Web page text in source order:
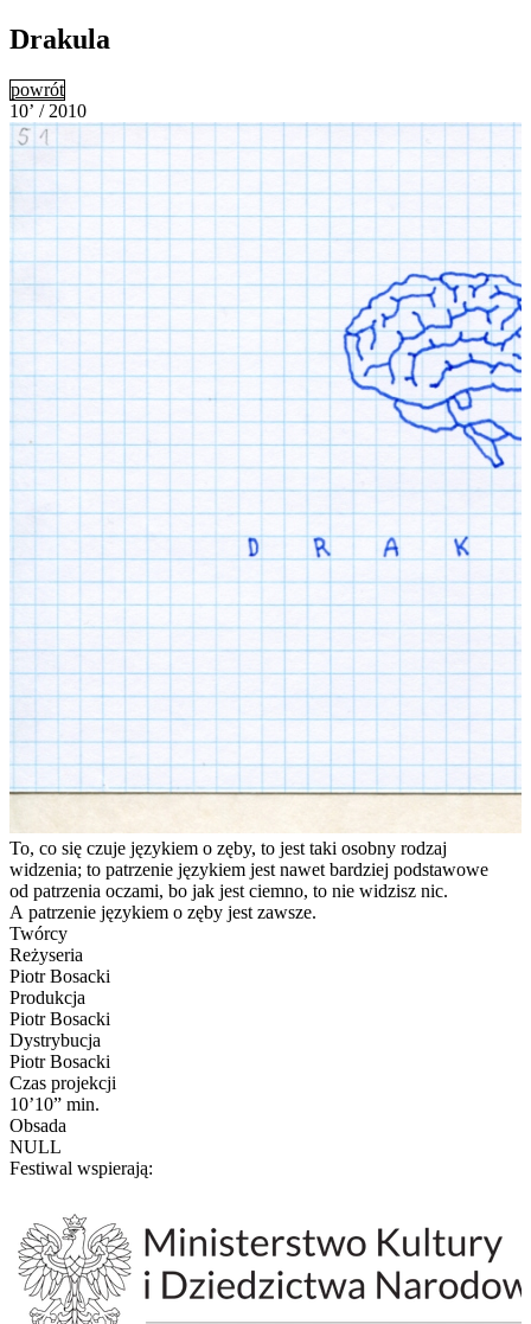
Drakula
powrót
10’ / 2010
To, co się czuje językiem o zęby, to jest taki osobny rodzaj
widzenia; to patrzenie językiem jest nawet bardziej podstawowe
od patrzenia oczami, bo jak jest ciemno, to nie widzisz nic.
A patrzenie językiem o zęby jest zawsze.
Twórcy
Reżyseria
Piotr Bosacki
Produkcja
Piotr Bosacki
Dystrybucja
Piotr Bosacki
Czas projekcji
10’10” min.
Obsada
NULL
Festiwal wspierają: